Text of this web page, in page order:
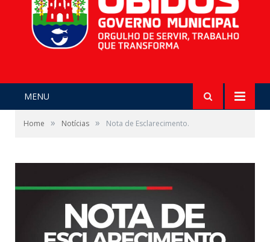
MENU
Home » Notícias » Nota de Esclarecimento.